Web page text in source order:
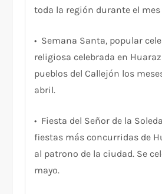
toda la región durante el mes
• Semana Santa, popular
religiosa celebrada en
pueblos del Callejón los
abril.
• Fiesta del Señor de la
fiestas más concurridas de
al patrono de la ciudad. Se
mayo.